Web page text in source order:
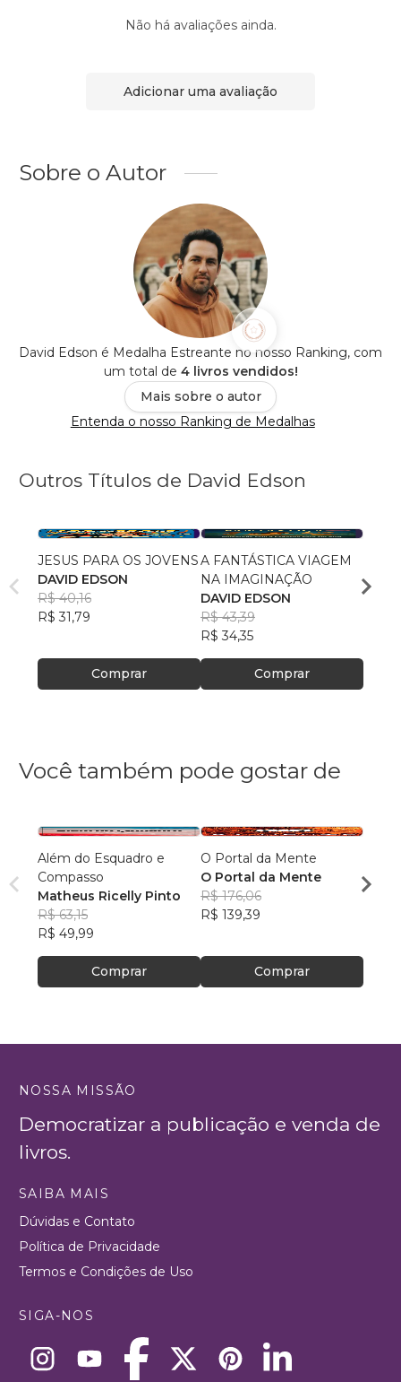
Não há avaliações ainda.
Adicionar uma avaliação
Sobre o Autor
David Edson é Medalha Estreante no nosso Ranking, com
um total de 4 livros vendidos!
Mais sobre o autor
Entenda o nosso Ranking de Medalhas
Outros Títulos de David Edson
JESUS PARA OS JOVENS
DAVID EDSON
R$ 40,16
R$ 31,79
Comprar
A FANTÁSTICA VIAGEM
NA IMAGINAÇÃO
DAVID EDSON
R$ 43,39
R$ 34,35
Comprar
R$
Você também pode gostar de
Além do Esquadro e
Compasso
Matheus Ricelly Pinto
R$ 63,15
R$ 49,99
Comprar
O Portal da Mente
O Portal da Mente
R$ 176,06
R$ 139,39
Comprar
NOSSA MISSÃO
Democratizar a publicação e venda de
livros.
SAIBA MAIS
Dúvidas e Contato
Política de Privacidade
Termos e Condições de Uso
SIGA-NOS